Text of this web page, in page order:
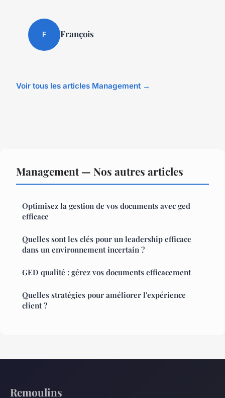
F François
Voir tous les articles Management →
Management — Nos autres articles
Optimisez la gestion de vos documents avec ged
efficace
Quelles sont les clés pour un leadership efficace
dans un environnement incertain ?
GED qualité : gérez vos documents efficacement
Quelles stratégies pour améliorer l'expérience
client ?
Remoulins